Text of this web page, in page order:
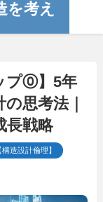
を考え
プ⓪】5年
思考法｜
長戦略
構造設計倫理】